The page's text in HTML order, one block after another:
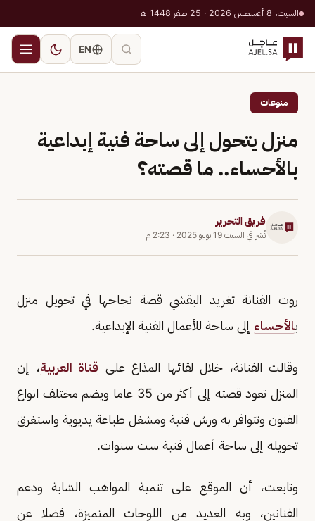
السبت، 8 أغسطس 2026 · 25 صفر 1448 هـ
EN
منوعات
منزل يتحول إلى ساحة فنية إبداعية
بالأحساء.. ما قصته؟
فريق التحرير
نُشر في السبت 19 يوليو 2025 · 2:23 م
روت الفنانة تغريد البقشي قصة نجاحها في تحويل منزل
بالأحساء إلى ساحة للأعمال الفنية الإبداعية.
وقالت الفنانة، خلال لقائها المذاع على قناة العربية، إن
المنزل تعود قصته إلى أكثر من 35 عاما ويضم مختلف انواع
الفنون وتتوافر به ورش فنية ومشغل طباعة يديوية واستغرق
تحويله إلى ساحة أعمال فنية ست سنوات.
وتابعت، أن الموقع على تنمية المواهب الشابة ودعم
الفنانين، وبه العديد من اللوحات المتميزة، فضلا عن